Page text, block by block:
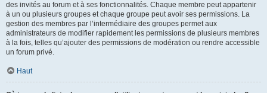
des invités au forum et à ses fonctionnalités. Chaque membre peut appartenir
à un ou plusieurs groupes et chaque groupe peut avoir ses permissions. La
gestion des membres par l’intermédiaire des groupes permet aux
administrateurs de modifier rapidement les permissions de plusieurs membres
à la fois, telles qu’ajouter des permissions de modération ou rendre accessible
un forum privé.
Haut